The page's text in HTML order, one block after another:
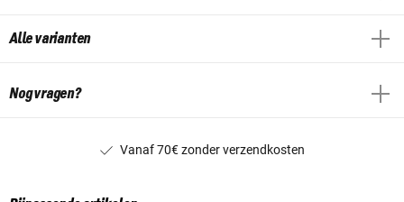
Alle varianten
Nog vragen?
Vanaf 70€ zonder verzendkosten